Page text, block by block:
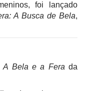
foi lançado
A Busca de Bela,
A Bela e a Fera da